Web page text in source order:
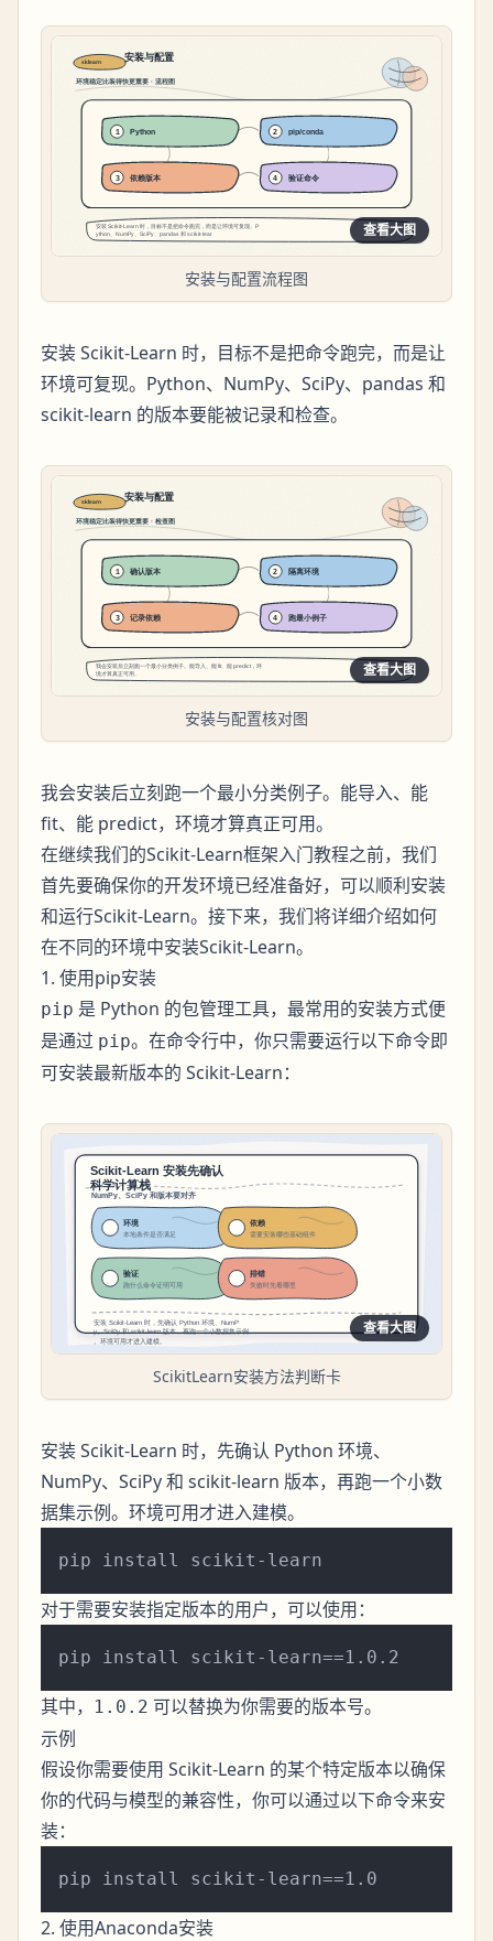
查看大图
安装与配置流程图
安装 Scikit-Learn 时，目标不是把命令跑完，而是让
环境可复现。Python、NumPy、SciPy、pandas 和
scikit-learn 的版本要能被记录和检查。
查看大图
安装与配置核对图
我会安装后立刻跑一个最小分类例子。能导入、能
fit、能 predict，环境才算真正可用。
在继续我们的Scikit-Learn框架入门教程之前，我们
首先要确保你的开发环境已经准备好，可以顺利安装
和运行Scikit-Learn。接下来，我们将详细介绍如何
在不同的环境中安装Scikit-Learn。
1. 使用pip安装
pip 是 Python 的包管理工具，最常用的安装方式便
是通过 pip。在命令行中，你只需要运行以下命令即
可安装最新版本的 Scikit-Learn：
查看大图
ScikitLearn安装方法判断卡
安装 Scikit-Learn 时，先确认 Python 环境、
NumPy、SciPy 和 scikit-learn 版本，再跑一个小数
据集示例。环境可用才进入建模。
对于需要安装指定版本的用户，可以使用：
其中， 1.0.2 可以替换为你需要的版本号。
示例
假设你需要使用 Scikit-Learn 的某个特定版本以确保
你的代码与模型的兼容性，你可以通过以下命令来安
装：
2. 使用Anaconda安装